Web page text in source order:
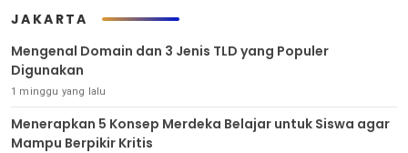
JAKARTA
Mengenal Domain dan 3 Jenis TLD yang Populer
Digunakan
1 minggu yang lalu
Menerapkan 5 Konsep Merdeka Belajar untuk Siswa agar
Mampu Berpikir Kritis